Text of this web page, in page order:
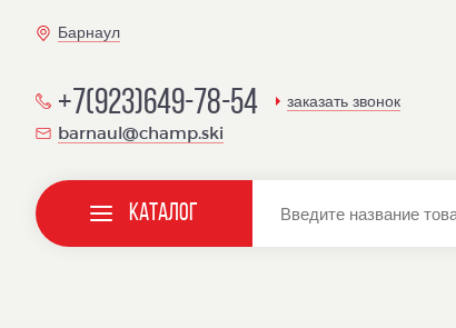
Барнаул
+7(923)649-78-54 заказать звонок
barnaul@champ.ski
Каталог